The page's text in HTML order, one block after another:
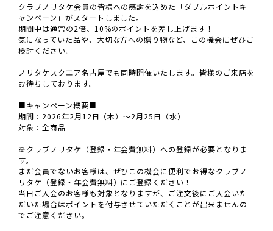
クラブノリタケ会員の皆様への感謝を込めた「ダブルポイントキ
ャンペーン」がスタートしました。
期間中は通常の2倍、10%のポイントを差し上げます！
気になっていた品や、大切な方への贈り物など、この機会にぜひご
検討ください。
ノリタケスクエア名古屋でも同時開催いたします。皆様のご来店を
お待ちしております。
■キャンペーン概要■
期間：2026年2月12日（木）～2月25日（水）
対象：全商品
※クラブノリタケ（登録・年会費無料）への登録が必要となりま
す。
まだ会員でないお客様は、ぜひこの機会に便利でお得なクラブノ
リタケ（登録・年会費無料）にご登録ください！
当日ご入会のお客様も対象となりますが、ご注文後にご入会いた
だいた場合はポイントを付与させていただくことが出来ませんの
でご注意ください。